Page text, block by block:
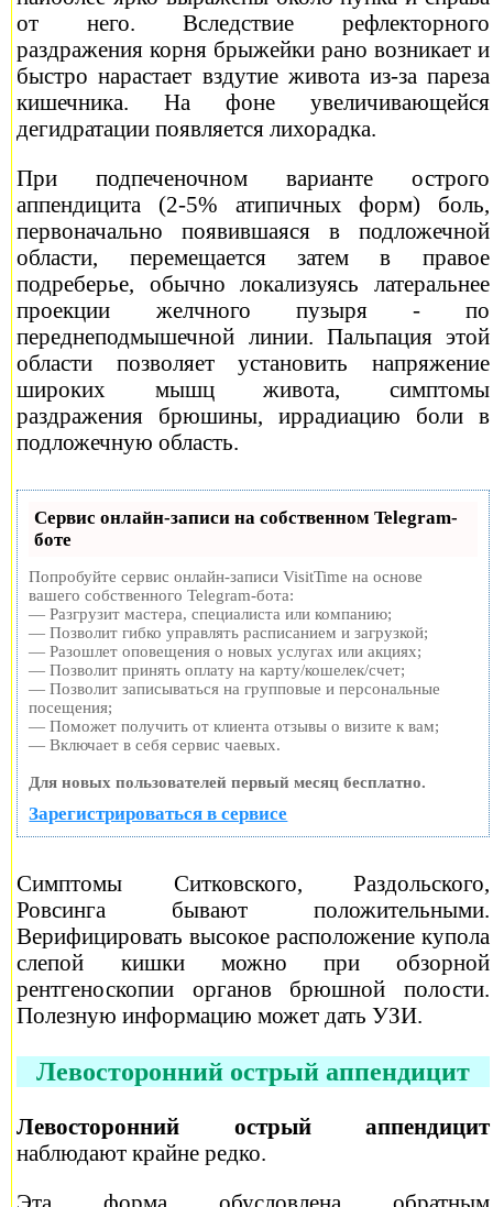
от него. Вследствие рефлекторного
раздражения корня брыжейки рано возникает и
быстро нарастает вздутие живота из-за пареза
кишечника. На фоне увеличивающейся
дегидратации появляется лихорадка.
При подпеченочном варианте острого
аппендицита (2-5% атипичных форм) боль,
первоначально появившаяся в подложечной
области, перемещается затем в правое
подреберье, обычно локализуясь латеральнее
проекции желчного пузыря - по
переднеподмышечной линии. Пальпация этой
области позволяет установить напряжение
широких мышц живота, симптомы
раздражения брюшины, иррадиацию боли в
подложечную область.
Сервис онлайн-записи на собственном Telegram-
боте
Попробуйте сервис онлайн-записи VisitTime на основе
вашего собственного Telegram-бота:
— Разгрузит мастера, специалиста или компанию;
— Позволит гибко управлять расписанием и загрузкой;
— Разошлет оповещения о новых услугах или акциях;
— Позволит принять оплату на карту/кошелек/счет;
— Позволит записываться на групповые и персональные
посещения;
— Поможет получить от клиента отзывы о визите к вам;
— Включает в себя сервис чаевых.
Для новых пользователей первый месяц бесплатно.
Зарегистрироваться в сервисе
Симптомы Ситковского, Раздольского,
Ровсинга бывают положительными.
Верифицировать высокое расположение купола
слепой кишки можно при обзорной
рентгеноскопии органов брюшной полости.
Полезную информацию может дать УЗИ.
Левосторонний острый аппендицит
Левосторонний острый аппендицит
наблюдают крайне редко.
Эта форма обусловлена обратным